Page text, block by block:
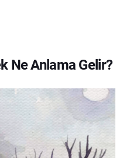
Ne Anlama Gelir?